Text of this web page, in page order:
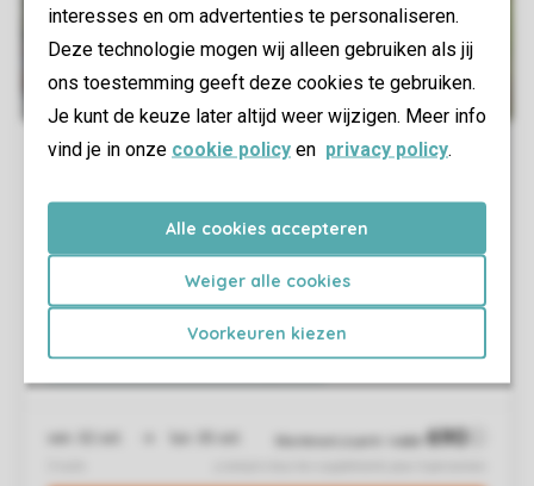
interesses en om advertenties te personaliseren.
Deze technologie mogen wij alleen gebruiken als jij
ons toestemming geeft deze cookies te gebruiken.
Je kunt de keuze later altijd weer wijzigen. Meer info
vind je in onze cookie policy en privacy policy.
Alle cookies accepteren
Weiger alle cookies
Voorkeuren kiezen